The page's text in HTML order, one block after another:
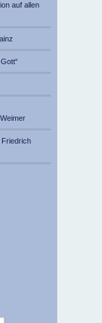
auf allen
Friedrich